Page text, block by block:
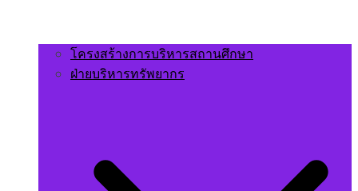
โครงสร้างการบริหารสถานศึกษา
ฝ่ายบริหารทรัพยากร